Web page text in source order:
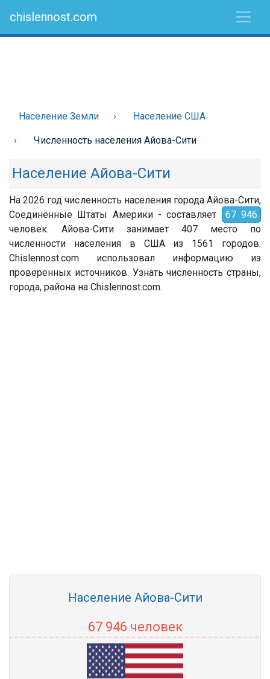
chislennost.com
Население Земли Население США
Численность населения Айова-Сити
Население Айова-Сити
На 2026 год численность населения города Айова-Сити,
Соединённые Штаты Америки - составляет
67 946
человек. Айова-Сити занимает 407 место по
численности населения в США из 1561 городов.
Chislennost.com использовал информацию из
проверенных источников. Узнать численность страны,
города, района на Chislennost.com.
Население Айова-Сити
67 946 человек